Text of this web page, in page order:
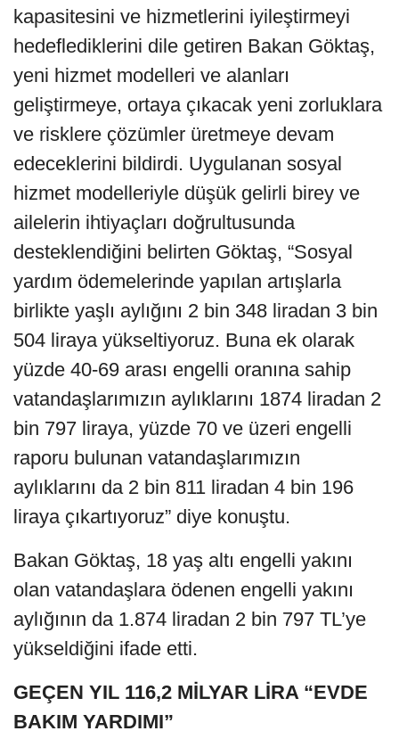
kapasitesini ve hizmetlerini iyileştirmeyi
hedeflediklerini dile getiren Bakan Göktaş,
yeni hizmet modelleri ve alanları
geliştirmeye, ortaya çıkacak yeni zorluklara
ve risklere çözümler üretmeye devam
edeceklerini bildirdi. Uygulanan sosyal
hizmet modelleriyle düşük gelirli birey ve
ailelerin ihtiyaçları doğrultusunda
desteklendiğini belirten Göktaş, “Sosyal
yardım ödemelerinde yapılan artışlarla
birlikte yaşlı aylığını 2 bin 348 liradan 3 bin
504 liraya yükseltiyoruz. Buna ek olarak
yüzde 40-69 arası engelli oranına sahip
vatandaşlarımızın aylıklarını 1874 liradan 2
bin 797 liraya, yüzde 70 ve üzeri engelli
raporu bulunan vatandaşlarımızın
aylıklarını da 2 bin 811 liradan 4 bin 196
liraya çıkartıyoruz” diye konuştu.
Bakan Göktaş, 18 yaş altı engelli yakını
olan vatandaşlara ödenen engelli yakını
aylığının da 1.874 liradan 2 bin 797 TL’ye
yükseldiğini ifade etti.
GEÇEN YIL 116,2 MİLYAR LİRA “EVDE
BAKIM YARDIMI”